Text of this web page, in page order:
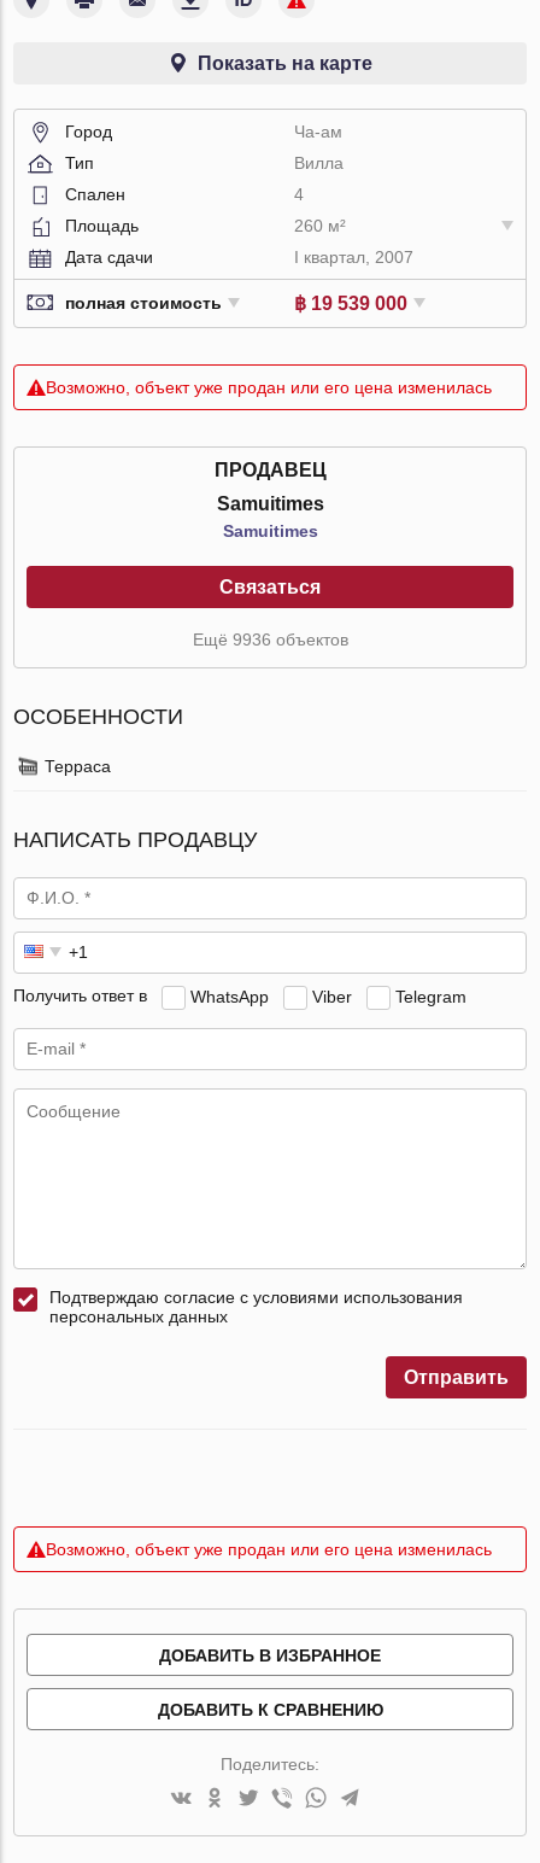
Показать на карте
Город
Ча-ам
Тип
Вилла
Спален
4
Площадь
260 м²
Дата сдачи
I квартал, 2007
полная стоимость ฿ 19 539 000
Возможно, объект уже продан или его цена изменилась
ПРОДАВЕЦ
Samuitimes
Samuitimes
Связаться
Ещё 9936 объектов
ОСОБЕННОСТИ
Терраса
НАПИСАТЬ ПРОДАВЦУ
Получить ответ в WhatsApp Viber Telegram
Подтверждаю согласие с условиями использования
персональных данных
Отправить
Возможно, объект уже продан или его цена изменилась
ДОБАВИТЬ В ИЗБРАННОЕ
ДОБАВИТЬ К СРАВНЕНИЮ
Поделитесь: